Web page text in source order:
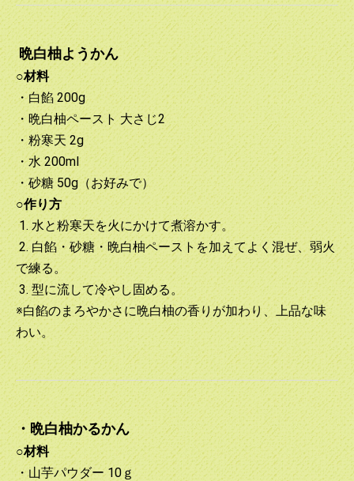
晩白柚ようかん
○材料
・白餡 200g
・晩白柚ペースト 大さじ2
・粉寒天 2g
・水 200ml
・砂糖 50g（お好みで）
○作り方
1. 水と粉寒天を火にかけて煮溶かす。
2. 白餡・砂糖・晩白柚ペーストを加えてよく混ぜ、弱火
で練る。
3. 型に流して冷やし固める。
※白餡のまろやかさに晩白柚の香りが加わり、上品な味
わい。
・晩白柚かるかん
○材料
・山芋パウダー 10ｇ